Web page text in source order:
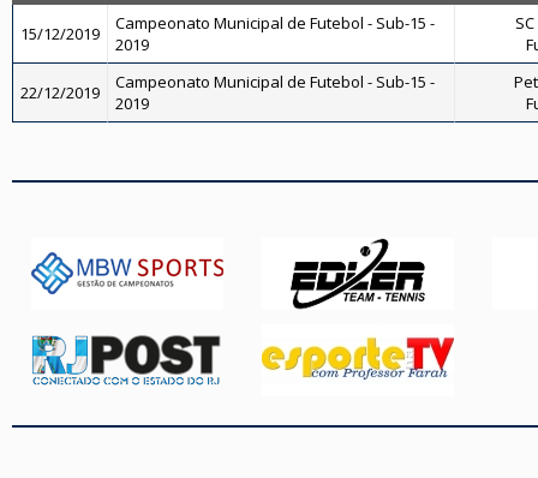
15/12/2019
Campeonato Municipal de Futebol - Sub-15 -
2019
22/12/2019
Campeonato Municipal de Futebol - Sub-15 -
2019